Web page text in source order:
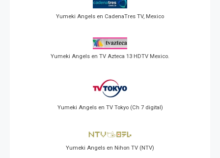
Yumeki Angels en CadenaTres TV, Mexico
Yumeki Angels en TV Azteca 13 HDTV Mexico.
Yumeki Angels en TV Tokyo (Ch 7 digital)
Yumeki Angels en Nihon TV (NTV)